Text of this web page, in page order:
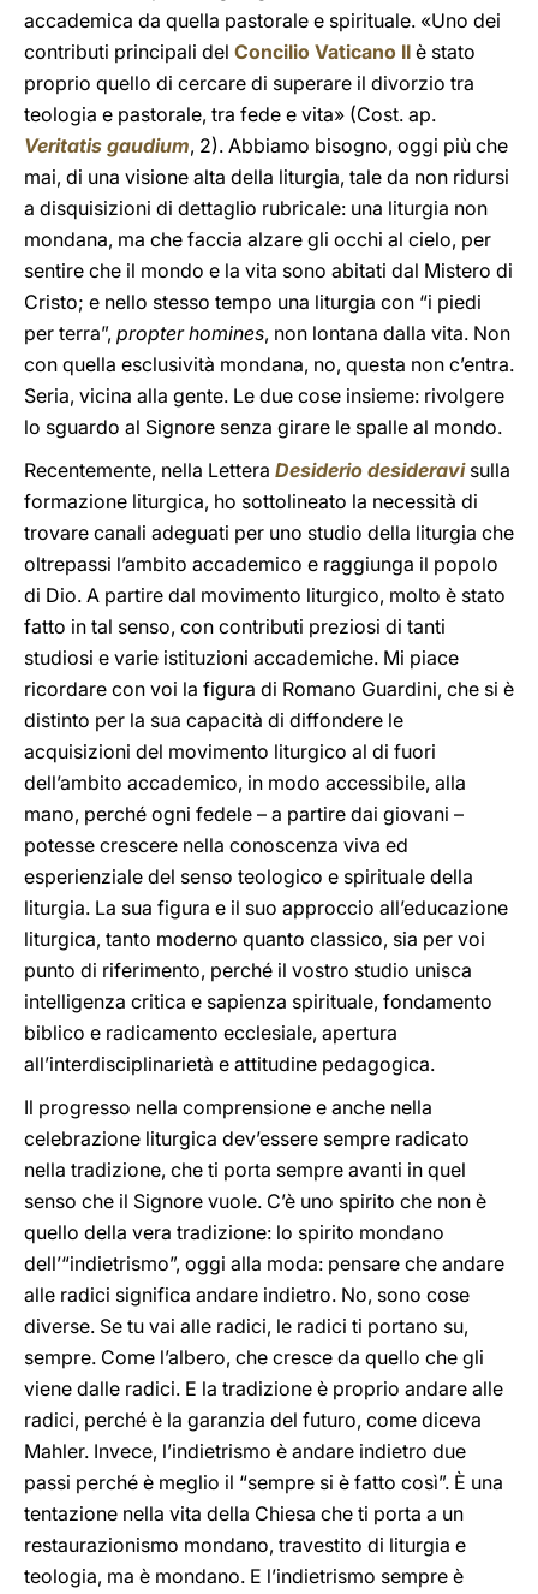
accademica da quella pastorale e spirituale. «Uno dei
contributi principali del Concilio Vaticano II è stato
proprio quello di cercare di superare il divorzio tra
teologia e pastorale, tra fede e vita» (Cost. ap.
Veritatis gaudium, 2). Abbiamo bisogno, oggi più che
mai, di una visione alta della liturgia, tale da non ridursi
a disquisizioni di dettaglio rubricale: una liturgia non
mondana, ma che faccia alzare gli occhi al cielo, per
sentire che il mondo e la vita sono abitati dal Mistero di
Cristo; e nello stesso tempo una liturgia con “i piedi
per terra”, propter homines, non lontana dalla vita. Non
con quella esclusività mondana, no, questa non c’entra.
Seria, vicina alla gente. Le due cose insieme: rivolgere
lo sguardo al Signore senza girare le spalle al mondo.
Recentemente, nella Lettera Desiderio desideravisulla
formazione liturgica, ho sottolineato la necessità di
trovare canali adeguati per uno studio della liturgia che
oltrepassi l’ambito accademico e raggiunga il popolo
di Dio. A partire dal movimento liturgico, molto è stato
fatto in tal senso, con contributi preziosi di tanti
studiosi e varie istituzioni accademiche. Mi piace
ricordare con voi la figura di Romano Guardini, che si è
distinto per la sua capacità di diffondere le
acquisizioni del movimento liturgico al di fuori
dell’ambito accademico, in modo accessibile, alla
mano, perché ogni fedele – a partire dai giovani –
potesse crescere nella conoscenza viva ed
esperienziale del senso teologico e spirituale della
liturgia. La sua figura e il suo approccio all’educazione
liturgica, tanto moderno quanto classico, sia per voi
punto di riferimento, perché il vostro studio unisca
intelligenza critica e sapienza spirituale, fondamento
biblico e radicamento ecclesiale, apertura
all’interdisciplinarietà e attitudine pedagogica.
Il progresso nella comprensione e anche nella
celebrazione liturgica dev’essere sempre radicato
nella tradizione, che ti porta sempre avanti in quel
senso che il Signore vuole. C’è uno spirito che non è
quello della vera tradizione: lo spirito mondano
dell’“indietrismo”, oggi alla moda: pensare che andare
alle radici significa andare indietro. No, sono cose
diverse. Se tu vai alle radici, le radici ti portano su,
sempre. Come l’albero, che cresce da quello che gli
viene dalle radici. E la tradizione è proprio andare alle
radici, perché è la garanzia del futuro, come diceva
Mahler. Invece, l’indietrismo è andare indietro due
passi perché è meglio il “sempre si è fatto così”. È una
tentazione nella vita della Chiesa che ti porta a un
restaurazionismo mondano, travestito di liturgia e
teologia, ma è mondano. E l’indietrismo sempre è